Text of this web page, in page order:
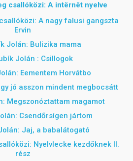
csallóközi: A intërnët nyelve
A nagy falusi gangszta
Ervin
Jolán: Bulizika mama
Jolán : Csillogok
Eementem Horvátbo
jó asszon mindent megbocsátt
Megszonóztattam magamot
Csendőrsígen jártom
Jaj, a babalátogató
Nyelvlecke kezdőknek II.
rész